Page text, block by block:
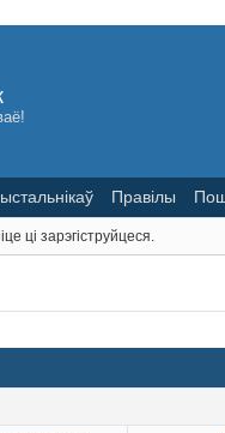
Правілы
ці зарэгіструйцеся.